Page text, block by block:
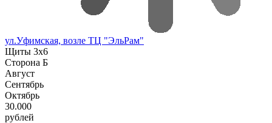
ул.Уфимская, возле ТЦ "ЭльРам"
Щиты 3х6
Сторона Б
Август
Сентябрь
Октябрь
30.000
рублей